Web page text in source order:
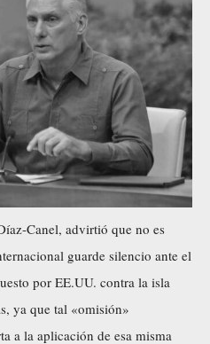
Canel, advirtió que no es
guarde silencio ante el
por EE.UU. contra la isla
ya que tal «omisión»
a la aplicación de esa misma